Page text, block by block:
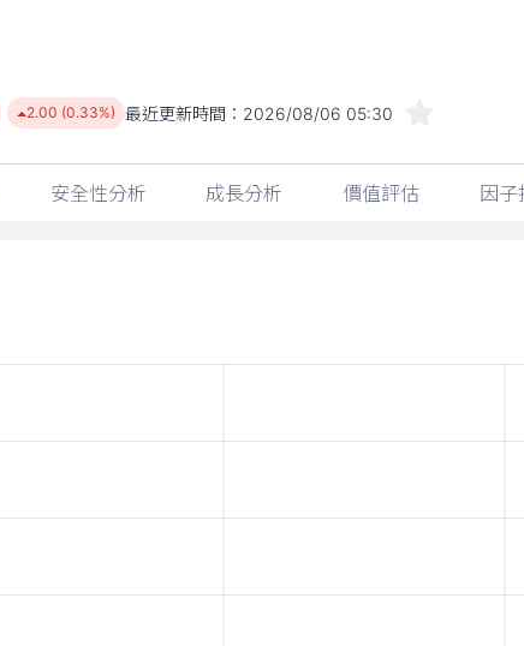
2.00 (0.33%) 最近更新時間： 2026/08/06 05:30
安全性分析 成長分析 價值評估 因子